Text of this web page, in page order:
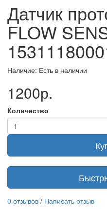
Датчик
FLOW
Наличие: Есть в наличии
1200р.
Количество
0 отзывов / Написать отзыв